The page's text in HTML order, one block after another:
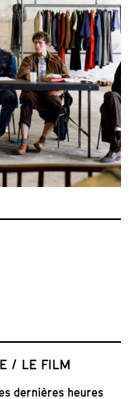
/ LE FILM
dernières heures